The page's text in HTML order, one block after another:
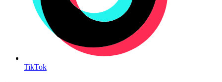
TikTok